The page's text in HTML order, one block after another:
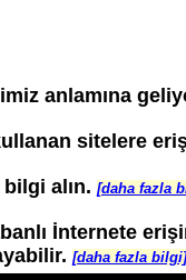
anlamına
sitelere
alın. [daha fazla
İnternete
[daha fazla bilgi]